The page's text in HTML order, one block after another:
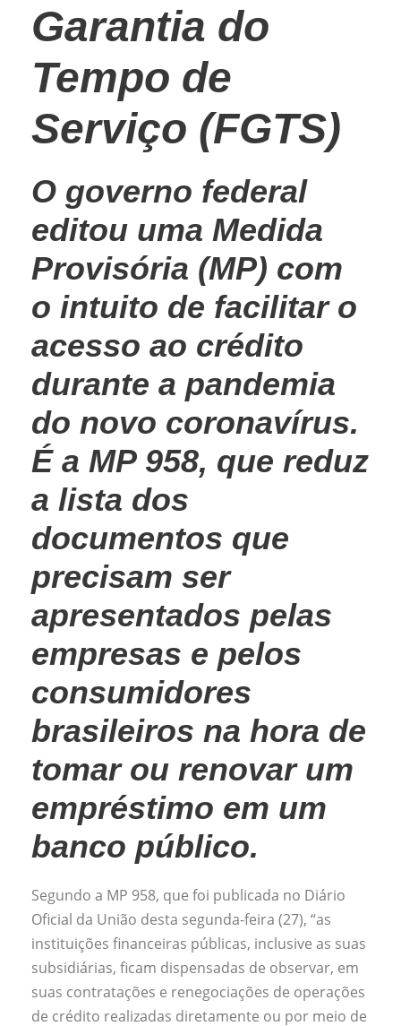
Garantia do
Tempo de
Serviço (FGTS)
O governo federal
editou uma Medida
Provisória (MP) com
o intuito de facilitar o
acesso ao crédito
durante a pandemia
do novo coronavírus.
É a MP 958, que reduz
a lista dos
documentos que
precisam ser
apresentados pelas
empresas e pelos
consumidores
brasileiros na hora de
tomar ou renovar um
empréstimo em um
banco público.
Segundo a MP 958, que foi publicada no Diário
Oficial da União desta segunda-feira (27), “as
instituições financeiras públicas, inclusive as suas
subsidiárias, ficam dispensadas de observar, em
suas contratações e renegociações de operações
de crédito realizadas diretamente ou por meio de